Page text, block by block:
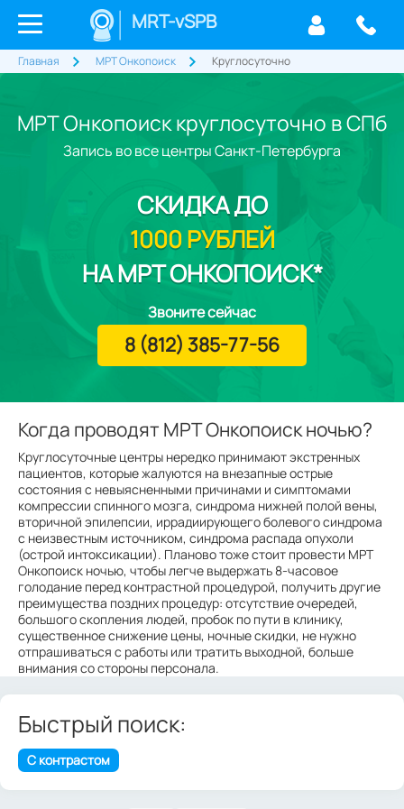
MRT-vSPB
Главная МРТ Онкопоиск Круглосуточно
МРТ Онкопоиск круглосуточно в СПб
Когда проводят МРТ Онкопоиск ночью?
Круглосуточные центры нередко принимают экстренных
пациентов, которые жалуются на внезапные острые
состояния с невыясненными причинами и симптомами
компрессии спинного мозга, синдрома нижней полой вены,
вторичной эпилепсии, иррадиирующего болевого синдрома
с неизвестным источником, синдрома распада опухоли
(острой интоксикации). Планово тоже стоит провести МРТ
Онкопоиск ночью, чтобы легче выдержать 8-часовое
голодание перед контрастной процедурой, получить другие
преимущества поздних процедур: отсутствие очередей,
большого скопления людей, пробок по пути в клинику,
существенное снижение цены, ночные скидки, не нужно
отпрашиваться с работы или тратить выходной, больше
внимания со стороны персонала.
Запись во все центры Санкт-Петербурга
СКИДКАДО
1000 РУБЛЕЙ
НА МРТ ОНКОПОИСК*
Звоните сейчас
8 (812) 385-77-56
Быстрый поиск:
С контрастом